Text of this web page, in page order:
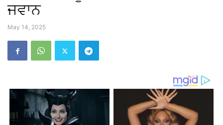
ਜਵਾਨ
May 14, 2025